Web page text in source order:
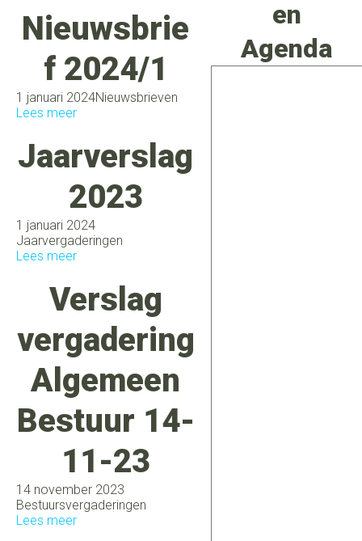
Nieuwsbrie
f 2024/1
1 januari 2024Nieuwsbrieven
Lees meer
Jaarverslag
2023
1 januari 2024
Jaarvergaderingen
Lees meer
Verslag
vergadering
Algemeen
Bestuur 14-
11-23
14 november 2023
Bestuursvergaderingen
Lees meer
en
Agenda